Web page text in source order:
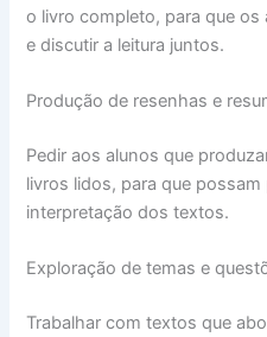
o livro completo, para que
e discutir a leitura juntos.
Produção de resenhas e
Pedir aos alunos que
livros lidos, para que possam
interpretação dos textos.
Exploração de temas e
Trabalhar com textos que